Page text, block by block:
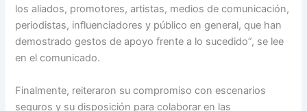
los aliados, promotores, artistas, medios de comunicación,
periodistas, influenciadores y público en general, que han
demostrado gestos de apoyo frente a lo sucedido”, se lee
en el comunicado.
Finalmente, reiteraron su compromiso con escenarios
seguros y su disposición para colaborar en las